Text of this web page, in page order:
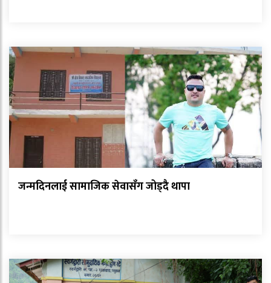
जन्मदिनलाई सामाजिक सेवासँग जोड्दै थापा